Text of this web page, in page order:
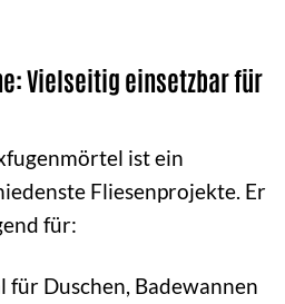
Vielseitig einsetzbar für
ist ein
Fliesenprojekte. Er
für:
für Duschen, Badewannen